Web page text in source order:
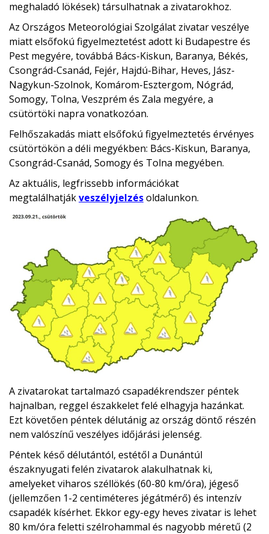
meghaladó lökések) társulhatnak a zivatarokhoz.
Az Országos Meteorológiai Szolgálat zivatar veszélye
miatt elsőfokú figyelmeztetést adott ki Budapestre és
Pest megyére, továbbá Bács-Kiskun, Baranya, Békés,
Csongrád-Csanád, Fejér, Hajdú-Bihar, Heves, Jász-
Nagykun-Szolnok, Komárom-Esztergom, Nógrád,
Somogy, Tolna, Veszprém és Zala megyére, a
csütörtöki napra vonatkozóan.
Felhőszakadás miatt elsőfokú figyelmeztetés érvényes
csütörtökön a déli megyékben: Bács-Kiskun, Baranya,
Csongrád-Csanád, Somogy és Tolna megyében.
Az aktuális, legfrissebb információkat
megtalálhatjákveszélyjelzésoldalunkon.
A zivatarokat tartalmazó csapadékrendszer péntek
hajnalban, reggel északkelet felé elhagyja hazánkat.
Ezt követően péntek délutánig az ország döntő részén
nem valószínű veszélyes időjárási jelenség.
Péntek késő délutántól, estétől a Dunántúl
északnyugati felén zivatarok alakulhatnak ki,
amelyeket viharos széllökés (60-80 km/óra), jégeső
(jellemzően 1-2 centiméteres jégátmérő) és intenzív
csapadék kísérhet. Ekkor egy-egy heves zivatar is lehet
80 km/óra feletti szélrohammal és nagyobb méretű (2